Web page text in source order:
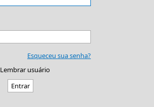
Esqueceu sua senha?
Lembrar usuário